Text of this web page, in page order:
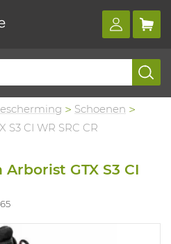
Schoenen
S3 CI WR SRC CR
GTX S3 CI